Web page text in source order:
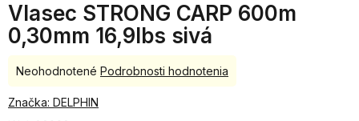
Vlasec STRONG CARP 600m
0,30mm 16,9lbs sivá
Priemerné
produktu
Neohodnotené Podrobnosti hodnotenia
Značka: DELPHIN